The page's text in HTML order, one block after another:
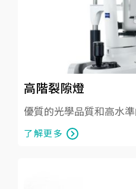
高階裂隙燈
優質的光學品質和高水
了解更多